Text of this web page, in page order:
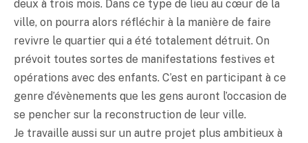
deux à trois mois. Dans ce type de lieu au cœur de la
ville, on pourra alors réfléchir à la manière de faire
revivre le quartier qui a été totalement détruit. On
prévoit toutes sortes de manifestations festives et
opérations avec des enfants. C’est en participant à ce
genre d’évènements que les gens auront l’occasion de
se pencher sur la reconstruction de leur ville.
Je travaille aussi sur un autre projet plus ambitieux à